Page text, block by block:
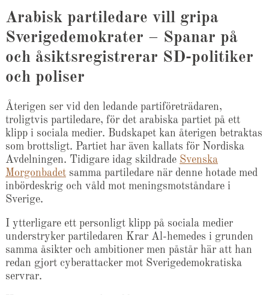
Arabisk partiledare vill gripa
Sverigedemokrater – Spanar på
och åsiktsregistrerar SD-politiker
och poliser
Återigen ser vid den ledande partiföreträdaren,
troligtvis partiledare, för det arabiska partiet på ett
klipp i sociala medier. Budskapet kan återigen betraktas
som brottsligt. Partiet har även kallats för Nordiska
Avdelningen. Tidigare idag skildrade Svenska
Morgonbadet samma partiledare när denne hotade med
inbördeskrig och våld mot meningsmotståndare i
Sverige.
I ytterligare ett personligt klipp på sociala medier
understryker partiledaren Krar Al-hemedes i grunden
samma åsikter och ambitioner men påstår här att han
redan gjort cyberattacker mot Sverigedemokratiska
servrar.